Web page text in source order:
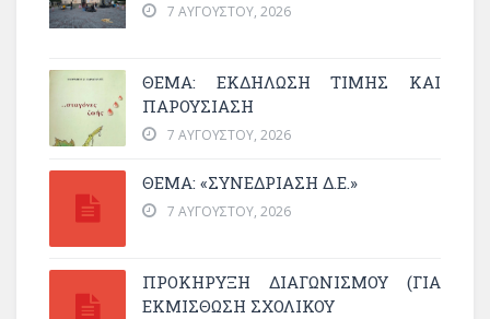
7 ΑΥΓΟΎΣΤΟΥ, 2026
ΘΈΜΑ: ΕΚΔΉΛΩΣΗ ΤΙΜΉΣ ΚΑΙ
ΠΑΡΟΥΣΊΑΣΗ
7 ΑΥΓΟΎΣΤΟΥ, 2026
ΘΕΜΑ: «ΣΥΝΕΔΡΊΑΣΗ Δ.Ε.»
7 ΑΥΓΟΎΣΤΟΥ, 2026
ΠΡΟΚΗΡΥΞΗ ΔΙΑΓΩΝΙΣΜΟΥ (ΓΙΑ
ΕΚΜΊΣΘΩΣΗ ΣΧΟΛΙΚΟΎ